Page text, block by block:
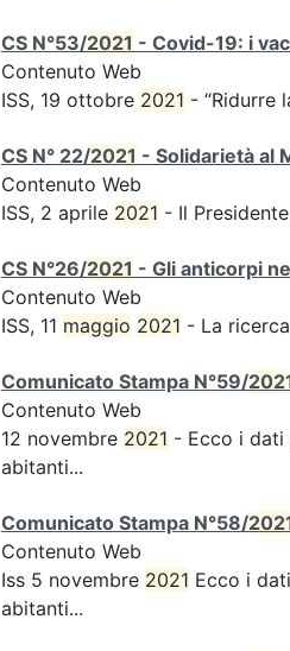
CS N°53/2021 - Covid-19: i
Contenuto Web
ISS, 19 ottobre 2021 - “Ridurre
CS N° 22/2021 - Solidarietà al
Contenuto Web
ISS, 2 aprile 2021 - Il
CS N°26/2021 - Gli anticorpi
Contenuto Web
ISS, 11 maggio 2021 - La
Comunicato Stampa N°59/
Contenuto Web
12 novembre 2021 - Ecco i dati
abitanti...
Comunicato Stampa N°58/
Contenuto Web
Iss 5 novembre 2021 Ecco i
abitanti...